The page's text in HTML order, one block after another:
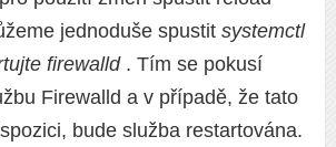
jednoduše spustit systemctl
firewalld. Tím se pokusí
Firewalld a v případě, že tato
bude služba restartována.